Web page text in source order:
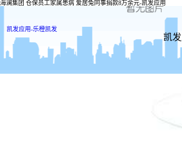
海澜集团 仓保员工家属患病 爱居兔同事捐款8万余元-凯发应用
凯发应用-乐橙凯发
凯